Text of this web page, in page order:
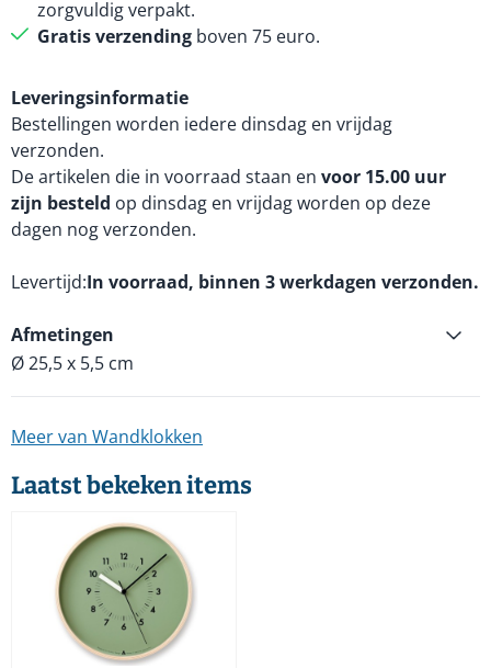
zorgvuldig verpakt.
Gratis verzending boven 75 euro.
Leveringsinformatie
Bestellingen worden iedere dinsdag en vrijdag
verzonden.
De artikelen die in voorraad staan en voor 15.00 uur
zijn besteld op dinsdag en vrijdag worden op deze
dagen nog verzonden.
Levertijd In voorraad, binnen 3 werkdagen verzonden.
Afmetingen
Ø 25,5 x 5,5 cm
Meer van Wandklokken
Laatst bekeken items